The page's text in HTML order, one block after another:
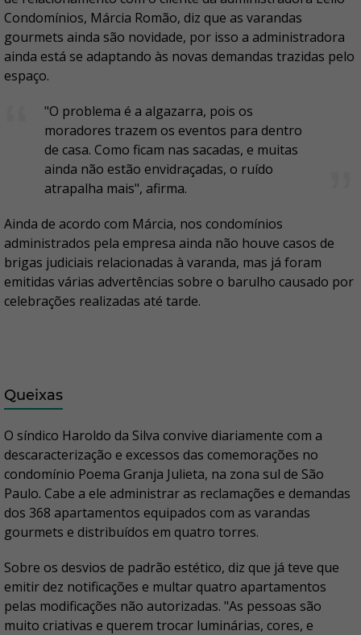
Condomínios, Márcia Romão, diz que as varandas
gourmets ainda são novidade, por isso a administradora
ainda está se adaptando às novas demandas trazidas pelo
espaço.
"O problema é a algazarra, pois os
moradores trazem os eventos para dentro
de casa. Como ficam nas sacadas, e muitas
ainda não estão envidraçadas, o ruído
atrapalha mais", afirma.
Ainda de acordo com Márcia, nos condomínios
administrados pela empresa ainda não houve casos de
brigas judiciais relacionadas à varanda, mas já foram
emitidas várias advertências sobre o barulho causado por
celebrações realizadas até tarde.
Queixas
O síndico Haroldo da Silva convive diariamente com a
descaracterização e excessos das comemorações no
condomínio Poema Granja Julieta, na zona sul de São
Paulo. Cabe a ele administrar as reclamações e demandas
dos 368 apartamentos equipados com as varandas
gourmets e distribuídos em quatro torres.
Sobre os desvios de padrão estético, diz que já teve que
emitir dez notificações e multar quatro apartamentos
pelas modificações não autorizadas. "As pessoas são
muito criativas e querem trocar luminárias, cores, e